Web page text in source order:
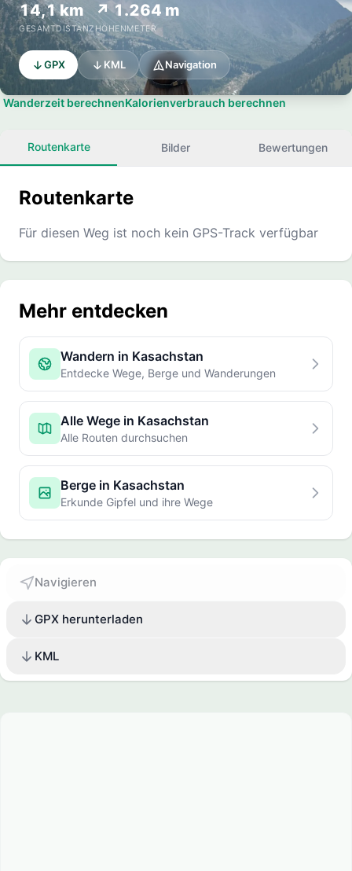
14,1 km
GESAMTDISTANZ
↗ 1.264 m
HÖHENMETER
GPX KML Navigation
Wanderzeit berechnenKalorienverbrauch berechnen
Routenkarte Bilder Bewertungen
Routenkarte
Für diesen Weg ist noch kein GPS-Track verfügbar
Mehr entdecken
Wandern in Kasachstan
Entdecke Wege, Berge und Wanderungen
Alle Wege in Kasachstan
Alle Routen durchsuchen
Berge in Kasachstan
Erkunde Gipfel und ihre Wege
Navigieren
GPX herunterladen
KML